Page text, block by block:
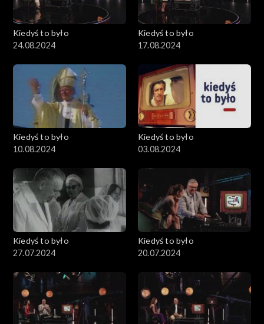
Kiedyś to było
24.08.2024
Kiedyś to było
17.08.2024
Kiedyś to było
10.08.2024
Kiedyś to było
03.08.2024
Kiedyś to było
27.07.2024
Kiedyś to było
20.07.2024